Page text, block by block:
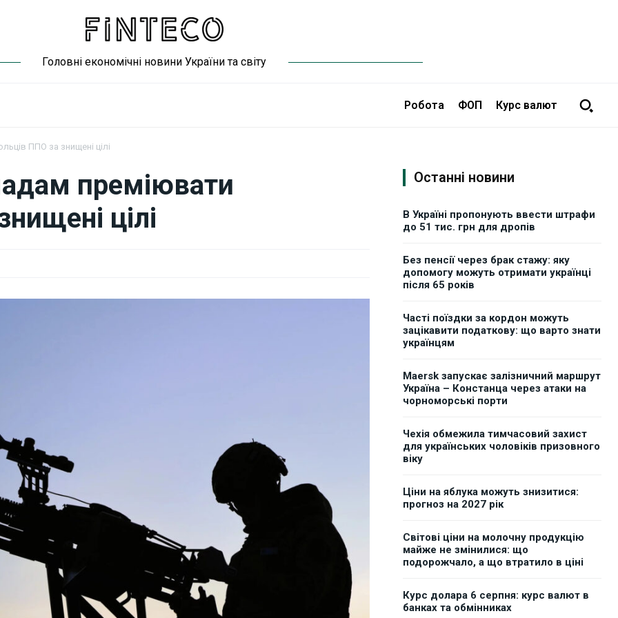
Головні економічні новини України та світу
Робота ФОП Курс валют
ППО за знищені цілі
преміювати
цілі
Останні новини
В Україні пропонують ввести штрафи
до 51 тис. грн для дропів
Без пенсії через брак стажу: яку
допомогу можуть отримати українці
після 65 років
Часті поїздки за кордон можуть
зацікавити податкову: що варто знати
українцям
Maersk запускає залізничний маршрут
Україна – Констанца через атаки на
чорноморські порти
Чехія обмежила тимчасовий захист
для українських чоловіків призовного
віку
Ціни на яблука можуть знизитися:
прогноз на 2027 рік
Світові ціни на молочну продукцію
майже не змінилися: що
подорожчало, а що втратило в ціні
Курс долара 6 серпня: курс валют в
банках та обмінниках